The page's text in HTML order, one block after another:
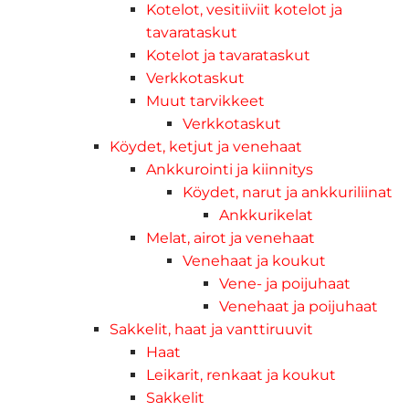
Kotelot, vesitiiviit kotelot ja
tavarataskut
Kotelot ja tavarataskut
Verkkotaskut
Muut tarvikkeet
Verkkotaskut
Köydet, ketjut ja venehaat
Ankkurointi ja kiinnitys
Köydet, narut ja ankkuriliinat
Ankkurikelat
Melat, airot ja venehaat
Venehaat ja koukut
Vene- ja poijuhaat
Venehaat ja poijuhaat
Sakkelit, haat ja vanttiruuvit
Haat
Leikarit, renkaat ja koukut
Sakkelit